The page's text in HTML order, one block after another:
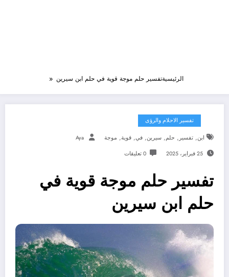
الرئيسيةتفسير حلم موجة قوية في حلم ابن سيرين
تفسير الاحلام والرؤى
ابن, تفسير , حلم, سيرين, في, قوية, موجة Aya
25 فبراير، 2025 0 تعليقات
تفسير حلم موجة قوية في
حلم ابن سيرين